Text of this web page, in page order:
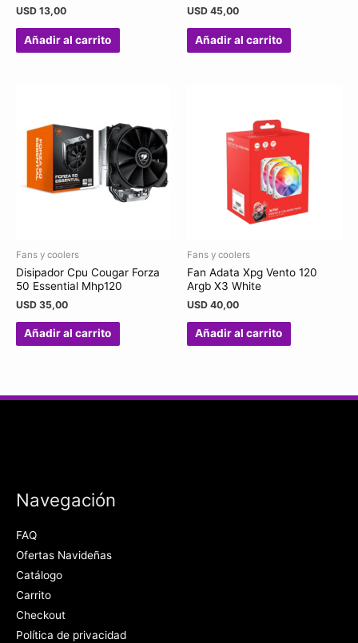
USD 13,00
Añadir al carrito
USD 45,00
Añadir al carrito
Fans y coolers
Disipador Cpu Cougar Forza
50 Essential Mhp120
USD 35,00
Añadir al carrito
Fans y coolers
Fan Adata Xpg Vento 120
Argb X3 White
USD 40,00
Añadir al carrito
Navegación
FAQ
Ofertas Navideñas
Catálogo
Carrito
Checkout
Política de privacidad